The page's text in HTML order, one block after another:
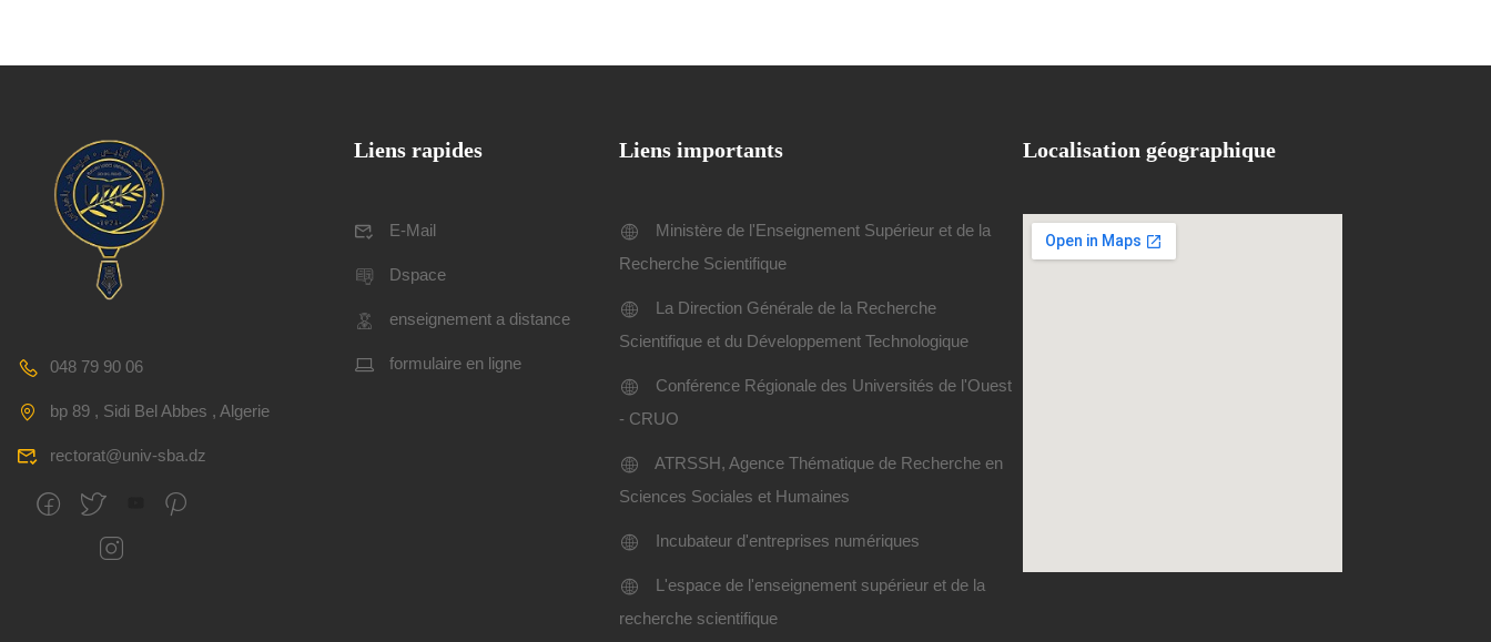
048 79 90 06
bp 89 , Sidi Bel Abbes , Algerie
rectorat@univ-sba.dz
Liens rapides
E-Mail
Dspace
enseignement a distance
formulaire en ligne
Liens importants
Ministère de l'Enseignement Supérieur et de la
Recherche Scientifique
La Direction Générale de la Recherche
Scientifique et du Développement Technologique
Conférence Régionale des Universités de l'Ouest
- CRUO
ATRSSH, Agence Thématique de Recherche en
Sciences Sociales et Humaines
Incubateur d'entreprises numériques
L'espace de l'enseignement supérieur et de la
recherche scientifique
Localisation géographique